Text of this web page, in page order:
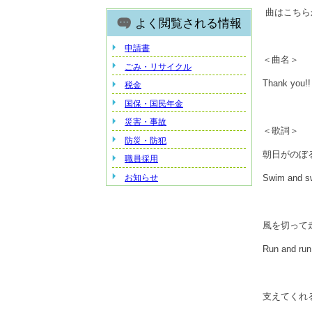
曲はこち
＜曲名＞
Thank
＜歌詞＞
朝日がの
Swim and
風を切っ
Run and
支えてくれ
よく閲覧される情報
申請書
ごみ・リサイクル
税金
国保・国民年金
災害・事故
防災・防犯
職員採用
お知らせ